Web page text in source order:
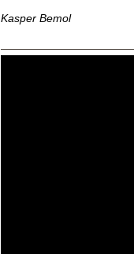
Kasper Bemol